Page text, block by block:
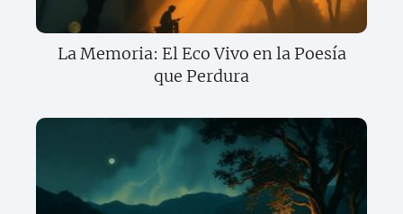
La Memoria: El Eco Vivo en la Poesía
que Perdura